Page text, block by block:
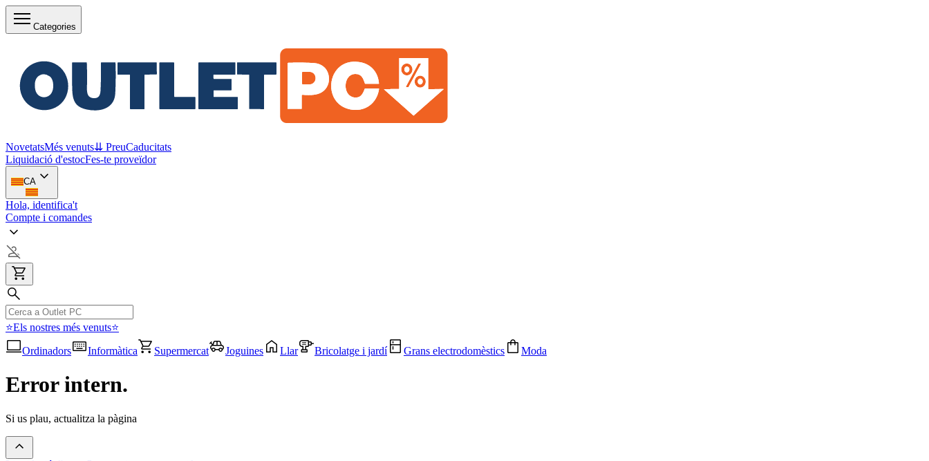
Categories
NovetatsMés venuts⇊ PreuCaducitats
Liquidació d'estocFes-te proveïdor
CA
Hola, identifica't
Compte i comandes
⭐Els nostres més venuts⭐
Ordinadors
Informàtica Supermercat Joguines Llar Bricolatge i jardí Grans electrodomèstics Moda
Error intern.
Si us plau, actualitza la pàgina